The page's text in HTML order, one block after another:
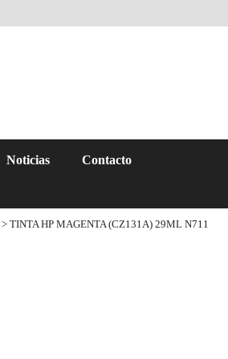
Noticias Contacto
> TINTA HP MAGENTA (CZ131A) 29ML N711